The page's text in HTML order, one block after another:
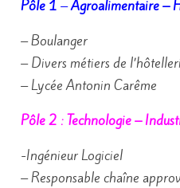
Pôle 1 –Agroalimentaire –
– Boulanger
– Divers métiers de
– Lycée Antonin Carême
Pôle 2 : Technologie –
-Ingénieur Logiciel
– Responsable chaîne